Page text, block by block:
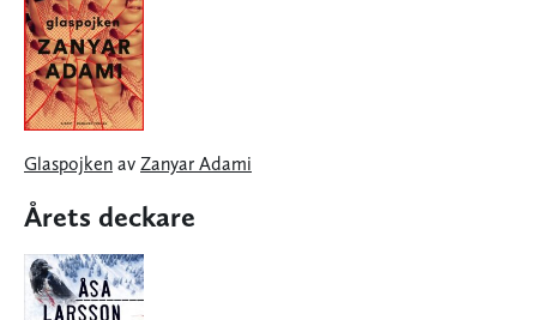
Glaspojken av Zanyar Adami
Årets deckare